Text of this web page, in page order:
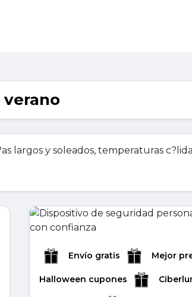
largos y soleados, temperaturas
Envío gratis Mejor
Halloween cupones